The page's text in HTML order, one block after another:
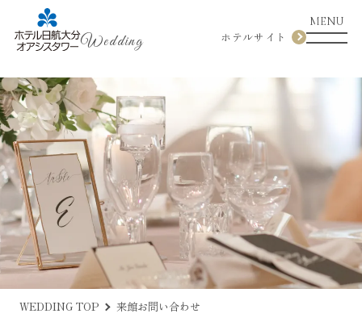
Wedding ホテルサイト
MENU
WEDDING TOP 来館お問い合わせ